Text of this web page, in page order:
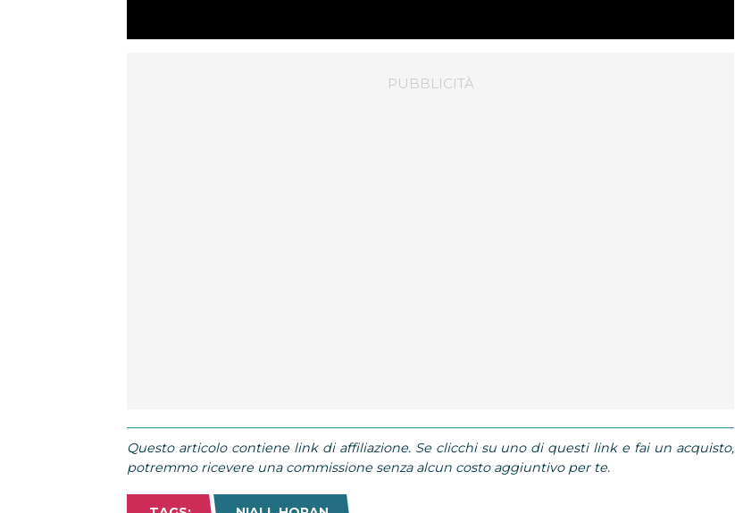
Questo articolo contiene link di affiliazione. Se clicchi su uno di questi link e fai un acquisto,
potremmo ricevere una commissione senza alcun costo aggiuntivo per te.